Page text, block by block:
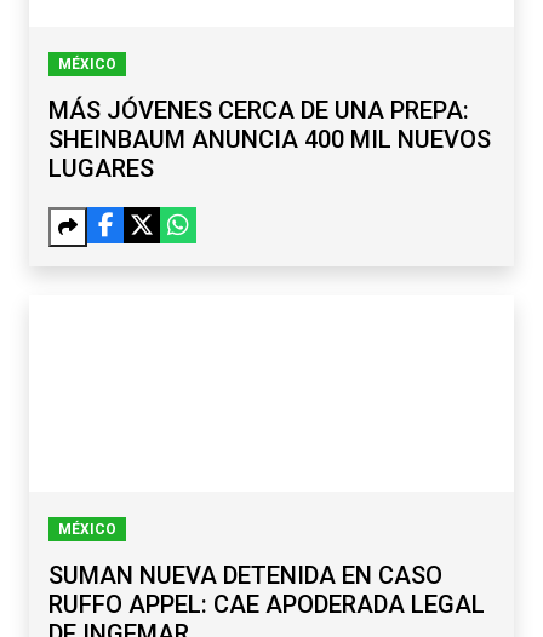
MÉXICO
MÁS JÓVENES CERCA DE UNA PREPA:
SHEINBAUM ANUNCIA 400 MIL NUEVOS
LUGARES
MÉXICO
SUMAN NUEVA DETENIDA EN CASO
RUFFO APPEL: CAE APODERADA LEGAL